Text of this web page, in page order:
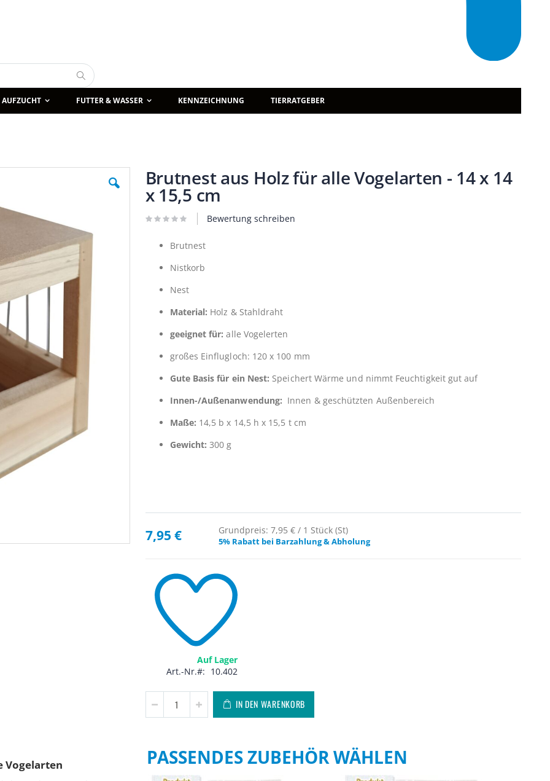
Suche
AUFZUCHT FUTTER & WASSER KENNZEICHNUNG TIERRATGEBER
Brutnest aus Holz für alle Vogelarten - 14 x 14
x 15,5 cm
Bewertung schreiben
Brutnest
Nistkorb
Nest
Material: Holz & Stahldraht
geeignet für:alle Vogelerten
großes Einflugloch: 120 x 100 mm
Gute Basis für ein Nest: Speichert Wärme und nimmt Feuchtigkeit gut auf
Innen-/Außenanwendung: Innen & geschützten Außenbereich
Maße: 14,5 b x 14,5 h x 15,5 t cm
Gewicht:300 g
7,95 € Grundpreis: 7,95 € / 1 Stück (St)
5% Rabatt bei Barzahlung & Abholung
Auf Lager
Art.-Nr.
10.402
IN DEN WARENKORB
Vogelarten PASSENDES ZUBEHÖR WÄHLEN